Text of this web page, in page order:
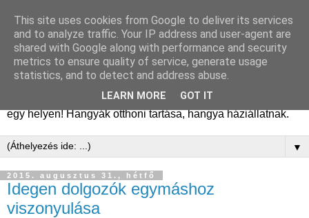
Hangyafarm
Hangyatartás gyakorlati tapasztalatok, hangyafarm
alapítástól a kifejlett kolóniákig. Tanácsok, megfigyelések,
kolóniatörténetek, fajismertetők. A hangyászásról minden
egy helyen! Hangyák otthoni tartása, hangya háziállatnak.
▼
2015. augusztus 31., hétfő
Idegen dolgozók egymáshoz
viszonyulása
This site uses cookies from Google to deliver its services
and to analyze traffic. Your IP address and user-agent are
shared with Google along with performance and security
metrics to ensure quality of service, generate usage
statistics, and to detect and address abuse.
LEARN MORE GOT IT